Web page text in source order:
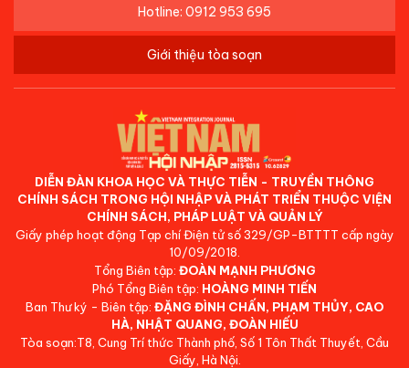
Hotline: 0912 953 695
Giới thiệu tòa soạn
DIỄN ĐÀN KHOA HỌC VÀ THỰC TIỄN - TRUYỀN THÔNG
CHÍNH SÁCH TRONG HỘI NHẬP VÀ PHÁT TRIỂN THUỘC VIỆN
CHÍNH SÁCH, PHÁP LUẬT VÀ QUẢN LÝ
Giấy phép hoạt động Tạp chí Điện tử số 329/GP-BTTTT cấp ngày
10/09/2018.
Tổng Biên tập: ĐOÀN MẠNH PHƯƠNG
Phó Tổng Biên tập: HOÀNG MINH TIẾN
Ban Thư ký - Biên tập: ĐẶNG ĐÌNH CHẤN, PHẠM THỦY, CAO
HÀ, NHẬT QUANG, ĐOÀN HIẾU
Tòa soạn:T8, Cung Trí thức Thành phố, Số 1 Tôn Thất Thuyết, Cầu
Giấy, Hà Nội.